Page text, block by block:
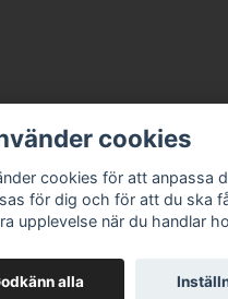
RMA
cookies
cookies för att anpassa
för dig och för att du ska
upplevelse när du handlar
alla